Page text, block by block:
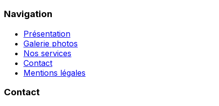
Navigation
Présentation
Galerie photos
Nos services
Contact
Mentions légales
Contact